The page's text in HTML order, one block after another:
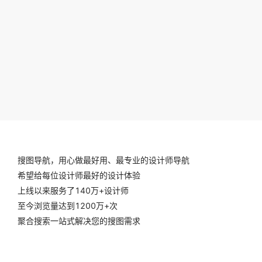
搜图导航，用心做最好用、最专业的设计师导航
希望给每位设计师最好的设计体验
上线以来服务了140万+设计师
至今浏览量达到1200万+次
聚合搜索一站式解决您的搜图需求